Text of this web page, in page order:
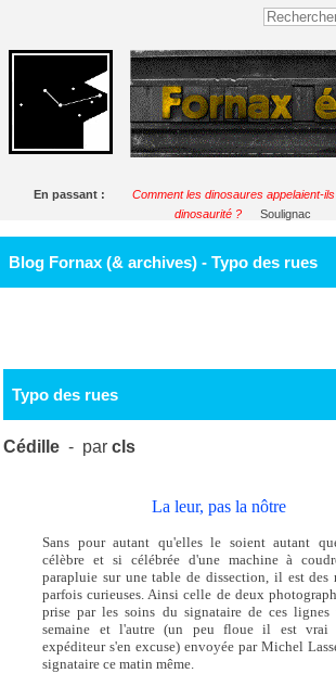
En passant :
Comment les dinosaures appelaient-
dinosaurité ?
Soulignac
Blog Fornax (& archives) - Typo des rues
Typo des rues
Cédille - parcls
La leur, pas la nôtre
Sans pour autant qu'elles le soient autant
célèbre et si célébrée d'une machine à
parapluie sur une table de dissection, il est des
parfois curieuses. Ainsi celle de deux
prise par les soins du signataire de ces
semaine et l'autre (un peu floue il est vrai
expéditeur s'en excuse) envoyée par Michel
signataire ce matin même.